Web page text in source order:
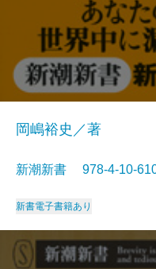
岡嶋裕史／著
新潮新書 978-4-10-
新書電子書籍あり